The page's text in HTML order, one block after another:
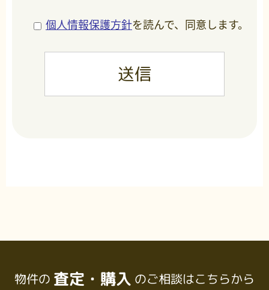
個人情報保護方針を読んで、同意します。
物件の 査定・購入 のご相談はこちらから